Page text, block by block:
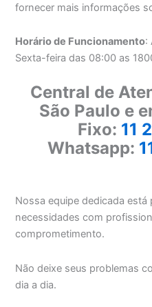
fornecer mais informações
Horário de Funcionamento:
Sexta-feira das 08:00 as
Central de
São Paulo e
Fixo: 11
Whatsapp:
Nossa equipe dedicada
necessidades com
comprometimento.
Não deixe seus problemas
dia a dia.